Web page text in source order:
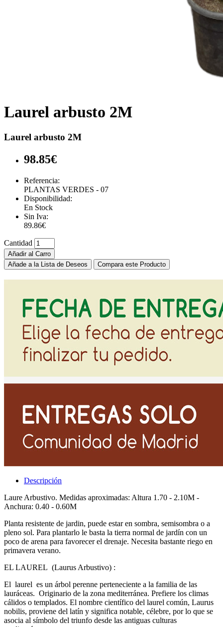
Laurel arbusto 2M
Laurel arbusto 2M
98.85€
Referencia:
PLANTAS VERDES - 07
Disponibilidad:
En Stock
Sin Iva:
89.86€
Cantidad
Añadir al Carro
Añade a la Lista de Deseos
Compara este Producto
Descripción
Laure Arbustivo. Medidas aproximadas: Altura 1.70 - 2.10M -
Anchura: 0.40 - 0.60M
Planta resistente de jardin, puede estar en sombra, semisombra o a
pleno sol. Para plantarlo le basta la tierra normal de jardín con un
poco de arena para favorecer el drenaje. Necesita bastante riego en
primavera verano.
EL LAUREL (Laurus Arbustivo) :
El laurel es un árbol perenne perteneciente a la familia de las
lauráceas. Originario de la zona mediterránea. Prefiere los climas
cálidos o templados. El nombre científico del laurel común, Laurus
nobilis, proviene del latín y significa notable, célebre, por lo que se
asocia al símbolo del triunfo desde las antiguas culturas